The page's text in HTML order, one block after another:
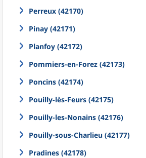
Perreux (42170)
Pinay (42171)
Planfoy (42172)
Pommiers-en-Forez (42173)
Poncins (42174)
Pouilly-lès-Feurs (42175)
Pouilly-les-Nonains (42176)
Pouilly-sous-Charlieu (42177)
Pradines (42178)